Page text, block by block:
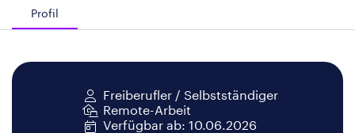
Profil
Freiberufler / Selbstständiger
Remote-Arbeit
Verfügbar ab: 10.06.2026